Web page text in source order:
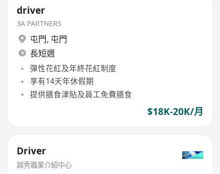
driver
3A PARTNERS
屯門, 屯門
長短週
彈性花紅及年終花紅制度
享有14天年休假期
提供膳食津貼及員工免費膳食
$18K-20K/月
Driver
越秀職業介紹中心